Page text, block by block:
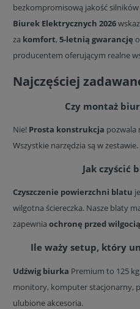
bezkompromisową jakość
Biurek Elektrycznych 2026
za komfort,5-letnią gwarancję
producentem oferującym realne
Najczęściej
Czy montaż
Nie! Prosta konstrukcja pozwala
Wszystkie narzędzia są w zestawie.
Jak czyścić
Czyszczenie powierzchni blatu
wilgotna ściereczka. Nasze blaty
zapewniaochronę przed wilgocią
Ile waży setup, który
Udźwig biurka Premium to 125
monitory, komputer stacjonarny,
ulubione akcesoria.